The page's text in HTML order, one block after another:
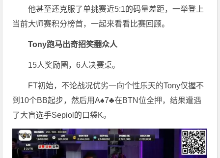
他甚至还克服了单挑赛近5:1的码量差距，一举登上
当前大师赛积分榜首，一起来看看比赛回顾。
Tony跑马出奇招笑翻众人
15人奖励圈，6人决赛桌。
FT初始，不论战况优劣一向个性乐天的Tony仅握不
到10个BB起步，然后用A♠7♣在BTN位全押，结果遭遇
了大盲选手Sepiol的口袋K。